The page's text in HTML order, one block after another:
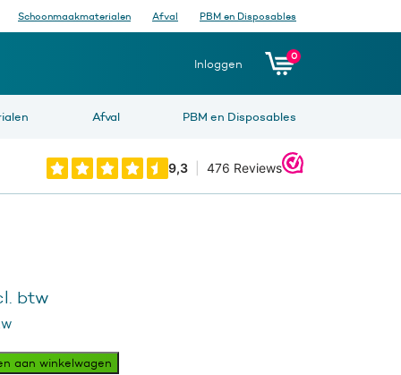
Schoonmaakmaterialen Afval PBM en Disposables
Inloggen
0
Afval PBM en Disposables
btw
aan winkelwagen